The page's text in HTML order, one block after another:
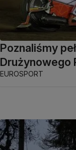
Poznaliśmy
Drużynowego
EUROSPORT